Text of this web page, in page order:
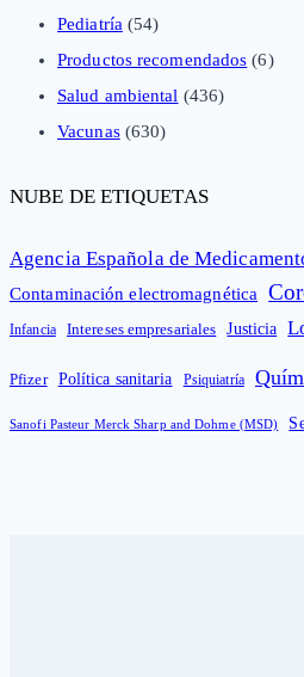
Pediatría(54)
Productos recomendados (6)
Salud ambiental (436)
Vacunas(630)
NUBE DE ETIQUETAS
Agencia Española de
Contaminación electromagnética
Infancia Intereses empresariales Justicia
Pfizer Política sanitaria Psiquiatría
Sanofi Pasteur Merck Sharp and Dohme (MSD)